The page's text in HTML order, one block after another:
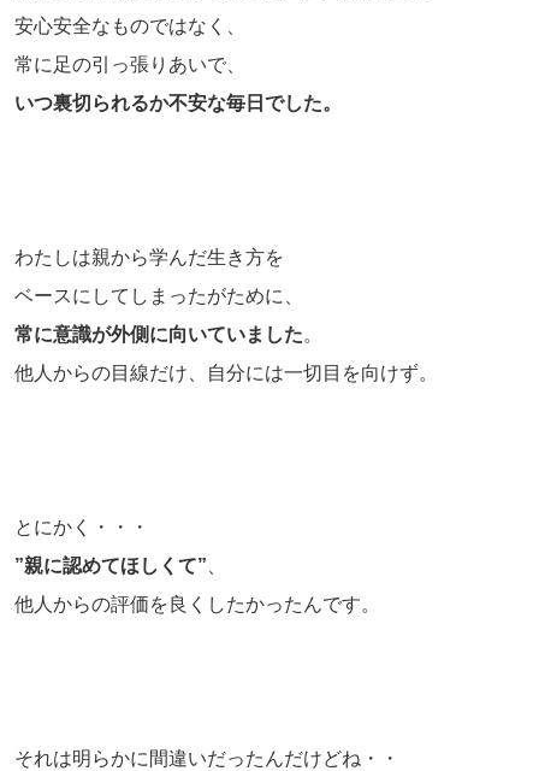
安心安全なものではなく、
常に足の引っ張りあいで、
いつ裏切られるか不安な毎日でした。
わたしは親から学んだ生き方を
ベースにしてしまったがために、
常に意識が外側に向いていました。
他人からの目線だけ、自分には一切目を向けず。
とにかく・・・
”親に認めてほしくて”
他人からの評価を良くしたかったんです。
それは明らかに間違いだったんだけどね・・